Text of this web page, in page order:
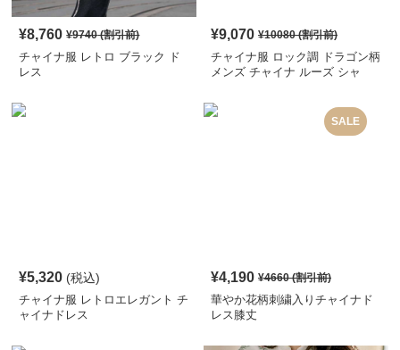
¥8,760 ¥9740(割引前)
チャイナ服 レトロ ブラック ド
レス
¥9,070 ¥10080(割引前)
チャイナ服 ロック調 ドラゴン柄
メンズ チャイナ ルーズ シャ
¥5,320 (税込)
チャイナ服 レトロエレガント チ
ャイナドレス
SALE
¥4,190 ¥4660(割引前)
華やか花柄刺繍入りチャイナド
レス膝丈